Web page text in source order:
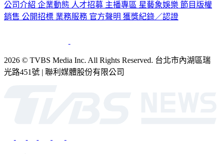
公司介紹 企業動態 人才招募 主播專區 星藝象娛樂 節目版權
銷售 公開招標 業務服務 官方聲明 獲獎紀錄／認證
2026 © TVBS Media Inc. All Rights Reserved. 台北市內湖區瑞
光路451號 | 聯利媒體股份有限公司